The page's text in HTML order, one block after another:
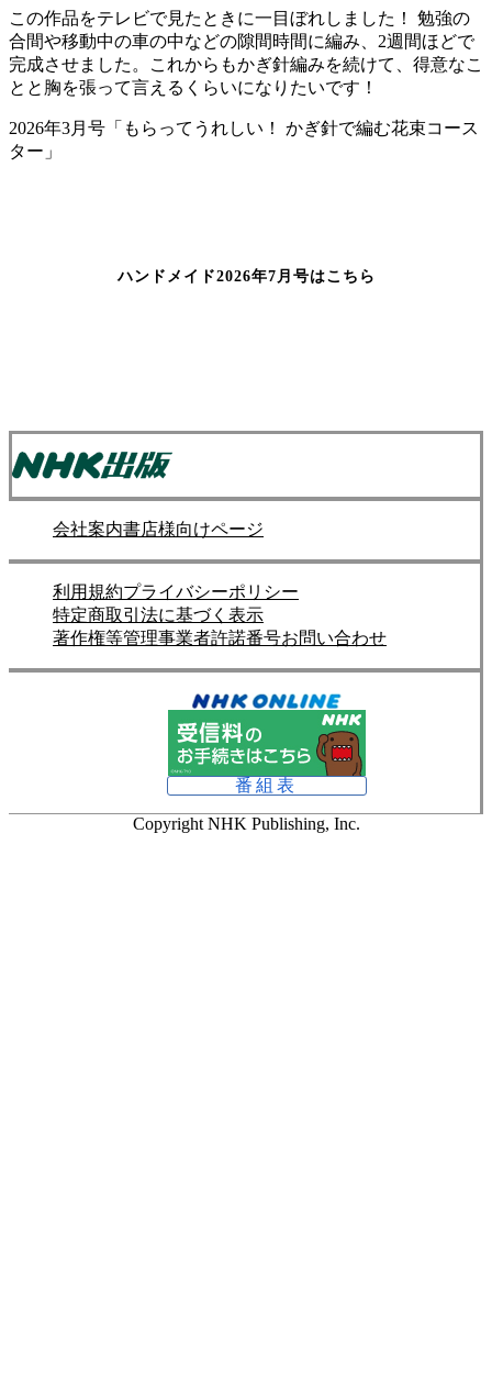
この作品をテレビで見たときに一目ぼれしました！ 勉強の
合間や移動中の車の中などの隙間時間に編み、2週間ほどで
完成させました。これからもかぎ針編みを続けて、得意なこ
とと胸を張って言えるくらいになりたいです！
2026年3月号「もらってうれしい！ かぎ針で編む花束コース
ター」
ハンドメイド2026年7月号はこちら
会社案内書店様向けページ
利用規約プライバシーポリシー
特定商取引法に基づく表示
著作権等管理事業者許諾番号お問い合わせ
番組表
Copyright NHK Publishing, Inc.